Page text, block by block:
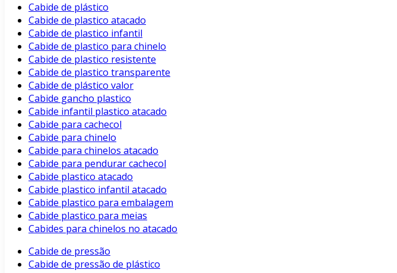
Cabide de plástico
Cabide de plastico atacado
Cabide de plastico infantil
Cabide de plastico para chinelo
Cabide de plastico resistente
Cabide de plastico transparente
Cabide de plástico valor
Cabide gancho plastico
Cabide infantil plastico atacado
Cabide para cachecol
Cabide para chinelo
Cabide para chinelos atacado
Cabide para pendurar cachecol
Cabide plastico atacado
Cabide plastico infantil atacado
Cabide plastico para embalagem
Cabide plastico para meias
Cabides para chinelos no atacado
Cabide de pressão
Cabide de pressão de plástico